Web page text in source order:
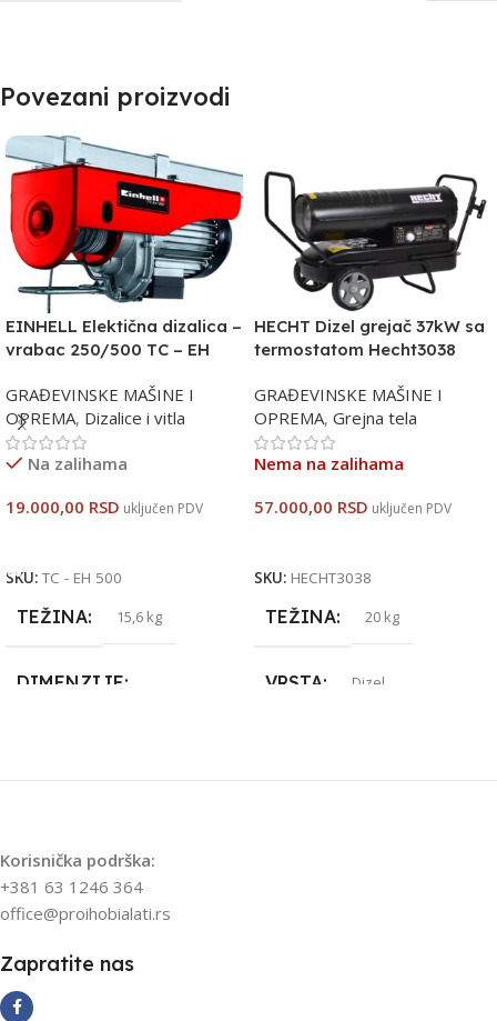
Povezani proizvodi
EINHELL Elektična dizalica –
vrabac 250/500 TC – EH
GRAĐEVINSKE MAŠINE I
OPREMA, Dizalice i vitla
Na zalihama
19.000,00 RSD uključen PDV
SKU: TC - EH 500
TEŽINA 15,6 kg
DIMENZIJE
PROIZVOĐAČ
ZEMLJA POREKLA
HECHT Dizel grejač 37kW sa
termostatom Hecht3038
GRAĐEVINSKE MAŠINE I
OPREMA, Grejna tela
Nema na zalihama
57.000,00 RSD uključen PDV
SKU: HECHT3038
TEŽINA 20 kg
VRSTA Dizel
Korisnička podrška:
+381 63 1246 364
office@proihobialati.rs
Zapratite nas